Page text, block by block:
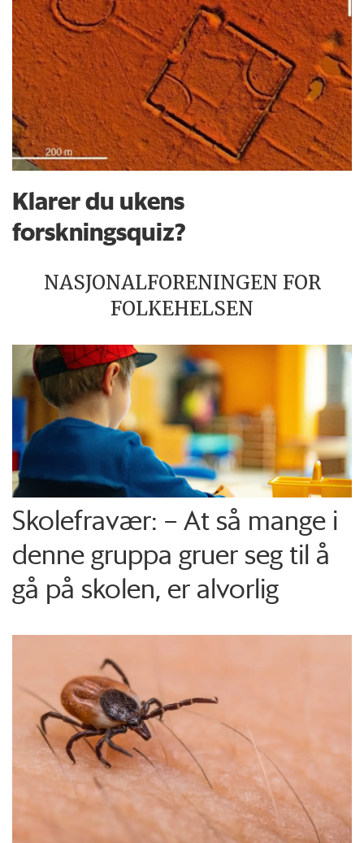
Klarer du ukens
forskningsquiz?
NASJONALFORENINGEN FOR
FOLKEHELSEN
Skolefravær: – At så mange i
denne gruppa gruer seg til å
gå på skolen, er alvorlig